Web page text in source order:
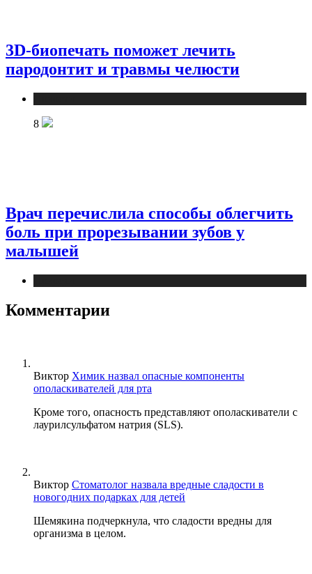
3D-биопечать поможет лечить
пародонтит и травмы челюсти
8
Врач перечислила способы облегчить
боль при прорезывании зубов у
малышей
Комментарии
Виктор Химик назвал опасные компоненты
ополаскивателей для рта
Кроме того, опасность представляют ополаскиватели с
лаурилсульфатом натрия (SLS).
Виктор Стоматолог назвала вредные сладости в
новогодних подарках для детей
Шемякина подчеркнула, что сладости вредны для
организма в целом.